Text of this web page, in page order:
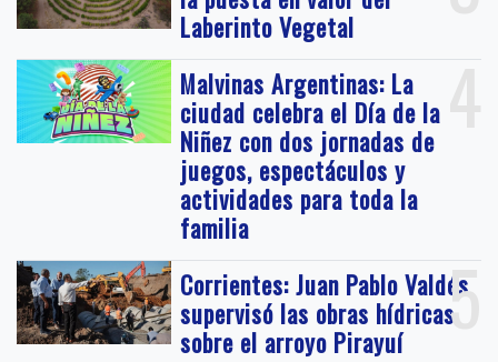
Laberinto Vegetal
4
Malvinas Argentinas: La
ciudad celebra el Día de la
Niñez con dos jornadas de
juegos, espectáculos y
actividades para toda la
familia
5
Corrientes: Juan Pablo Valdés
supervisó las obras hídricas
sobre el arroyo Pirayuí